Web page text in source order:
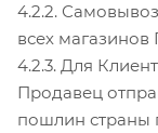
4.2.2.
всех
4.2.3. Для
Продавец
пошлин страны